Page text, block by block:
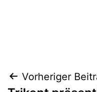
Vorheriger